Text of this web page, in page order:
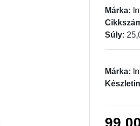
Márka:
Súly:
Márka:
99